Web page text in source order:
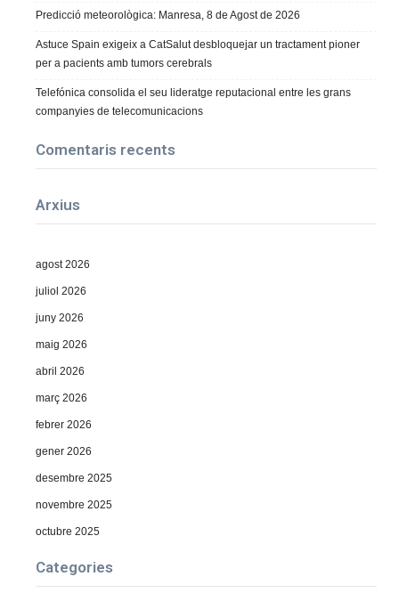
Predicció meteorològica: Manresa, 8 de Agost de 2026
Astuce Spain exigeix a CatSalut desbloquejar un tractament pioner
per a pacients amb tumors cerebrals
Telefónica consolida el seu lideratge reputacional entre les grans
companyies de telecomunicacions
Comentaris recents
Arxius
agost 2026
juliol 2026
juny 2026
maig 2026
abril 2026
març 2026
febrer 2026
gener 2026
desembre 2025
novembre 2025
octubre 2025
Categories